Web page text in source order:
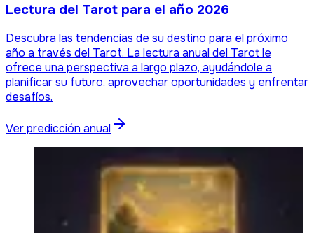
Lectura del Tarot para el año 2026
Descubra las tendencias de su destino para el próximo
año a través del Tarot. La lectura anual del Tarot le
ofrece una perspectiva a largo plazo, ayudándole a
planificar su futuro, aprovechar oportunidades y enfrentar
desafíos.
Ver predicción anual